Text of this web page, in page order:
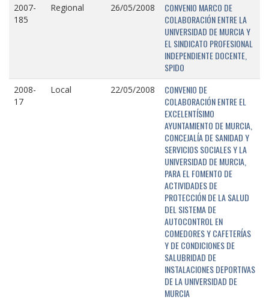
2007-
185
Regional 26/05/2008
CONVENIO MARCO DE
COLABORACIÓN ENTRE LA
UNIVERSIDAD DE MURCIA Y
EL SINDICATO PROFESIONAL
INDEPENDIENTE DOCENTE,
SPIDO
2008-
17
Local 22/05/2008
CONVENIO DE
COLABORACIÓN ENTRE EL
EXCELENTÍSIMO
AYUNTAMIENTO DE MURCIA,
CONCEJALÍA DE SANIDAD Y
SERVICIOS SOCIALES Y LA
UNIVERSIDAD DE MURCIA,
PARA EL FOMENTO DE
ACTIVIDADES DE
PROTECCIÓN DE LA SALUD
DEL SISTEMA DE
AUTOCONTROL EN
COMEDORES Y CAFETERÍAS
Y DE CONDICIONES DE
SALUBRIDAD DE
INSTALACIONES DEPORTIVAS
DE LA UNIVERSIDAD DE
MURCIA